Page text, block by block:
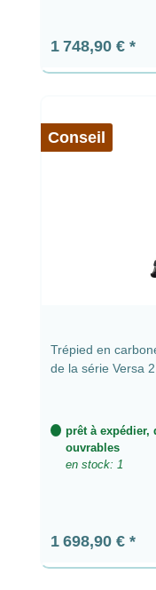
Prix régulier :
1 748,90 €
Conseil
Trépied en
de la série Versa 2
prêt à expédier,
ouvrables
en stock: 1
Prix régulier :
1 698,90 €